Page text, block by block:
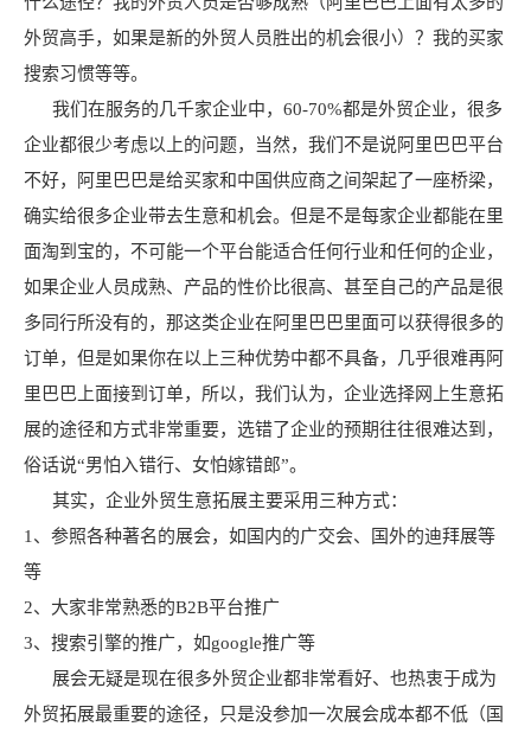
外贸高手，如果是新的外贸人员胜出的机会很小）？我的买家
搜索习惯等等。
我们在服务的几千家企业中，60-70%都是外贸企业，很多
企业都很少考虑以上的问题，当然，我们不是说阿里巴巴平台
不好，阿里巴巴是给买家和中国供应商之间架起了一座桥梁，
确实给很多企业带去生意和机会。但是不是每家企业都能在里
面淘到宝的，不可能一个平台能适合任何行业和任何的企业，
如果企业人员成熟、产品的性价比很高、甚至自己的产品是很
多同行所没有的，那这类企业在阿里巴巴里面可以获得很多的
订单，但是如果你在以上三种优势中都不具备，几乎很难再阿
里巴巴上面接到订单，所以，我们认为，企业选择网上生意拓
展的途径和方式非常重要，选错了企业的预期往往很难达到，
俗话说“男怕入错行、女怕嫁错郎”。
其实，企业外贸生意拓展主要采用三种方式：
1、参照各种著名的展会，如国内的广交会、国外的迪拜展等
等
2、大家非常熟悉的B2B平台推广
3、搜索引擎的推广，如google推广等
展会无疑是现在很多外贸企业都非常看好、也热衷于成为
外贸拓展最重要的途径，只是没参加一次展会成本都不低（国